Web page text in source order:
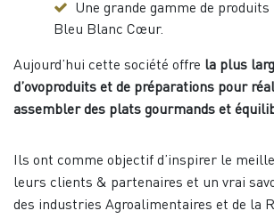
Une grande gamme de
Bleu Blanc Cœur.
Aujourd’hui cette société offre la plus
d’ovoproduits et de préparations pour
assembler des plats gourmands et
Ils ont comme objectif d’inspirer le
leurs clients & partenaires et un vrai
des industries Agroalimentaires et de la